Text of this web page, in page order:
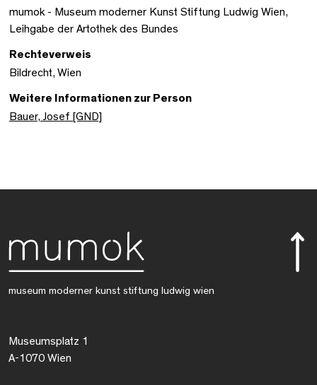
mumok - Museum moderner Kunst Stiftung Ludwig Wien,
Leihgabe der Artothek des Bundes
Rechteverweis
Bildrecht, Wien
Weitere Informationen zur Person
Bauer, Josef [GND]
museum moderner kunst stiftung ludwig wien
Museumsplatz 1
A-1070 Wien